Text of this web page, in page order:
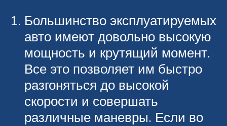
Большинство эксплуатируемых
авто имеют довольно высокую
мощность и крутящий момент.
Все это позволяет им быстро
разгоняться до высокой
скорости и совершать
различные маневры. Если во